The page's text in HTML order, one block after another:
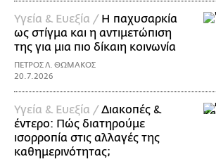
Υγεία & Ευεξία / Η παχυσαρκία
ως στίγμα και η αντιμετώπιση
της για μια πιο δίκαιη κοινωνία
ΠΕΤΡΟΣ Λ. ΘΩΜΑΚΟΣ
20.7.2026
Υγεία & Ευεξία /Διακοπές &
έντερο: Πώς διατηρούμε
ισορροπία στις αλλαγές της
καθημερινότητας;